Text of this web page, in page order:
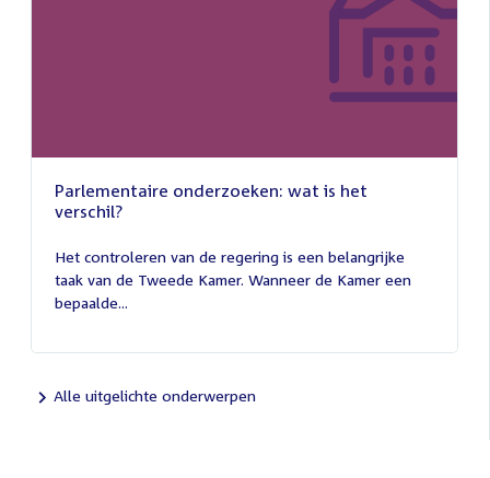
Parlementaire onderzoeken: wat is het
verschil?
juli
2026
Het controleren van de regering is een belangrijke
taak van de Tweede Kamer. Wanneer de Kamer een
bepaalde...
Alle uitgelichte onderwerpen